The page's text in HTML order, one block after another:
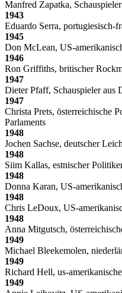
Manfred Zapatka,
1943
Eduardo Serra, portugiesisch-
1945
Don McLean, US-
1946
Ron Griffiths, britischer
1947
Dieter Pfaff, Schauspieler aus
1947
Christa Prets, österreichische
Parlaments
1948
Jochen Sachse, deutscher
1948
Siim Kallas, estnischer
1948
Donna Karan, US-
1948
Chris LeDoux, US-
1948
Anna Mitgutsch,
1949
Michael Bleekemolen,
1949
Richard Hell, us-
1949